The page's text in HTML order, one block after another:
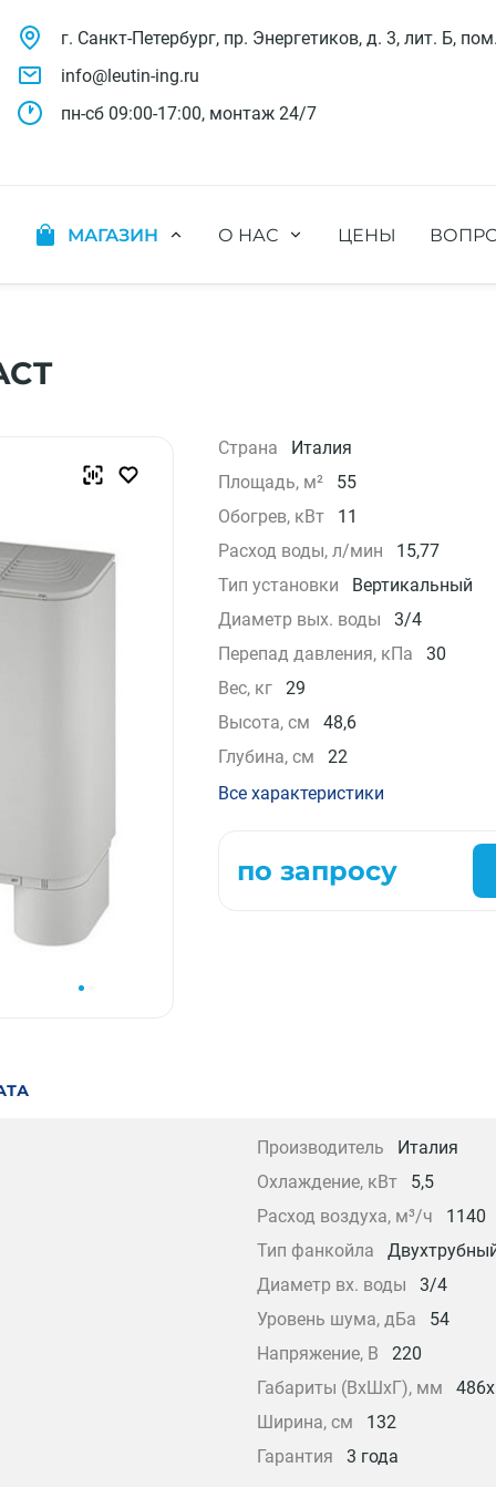
г. Санкт-Петербург, пр. Энергетиков, д. 3, лит. Б,
info@leutin-ing.ru
пн-сб 09:00-17:00, монтаж 24/7
МАГАЗИН
Напольно-потолочные кондиционеры
Колонные кондиционеры
Кондиционеры без наружного блока
Компрессорно-конденсаторные блоки
Крышные кондиционеры
VRF системы
Фанкойлы
Прецизионные кондиционеры
Расходные материалы монтажа
Инструменты монтажа
О НАС
Вакансии
ЦЕНЫ
Страна
Италия
Площадь, м²
55
Обогрев, кВт
11
Расход воды, л/мин
15,77
Тип установки
Вертикальный
Диаметр вых. воды
3/4
Перепад давления, кПа
30
Вес, кг
29
Высота, см
48,6
Глубина, см
22
Все характеристики
по запросу
Производитель
Италия
Охлаждение, кВт
5,5
Расход воздуха, м³/ч
1140
Тип фанкойла
Диаметр вх. воды
3/4
Уровень шума, дБа
54
Напряжение, В
220
Габариты (ВxШxГ), мм
Ширина, см
132
Гарантия
3 года